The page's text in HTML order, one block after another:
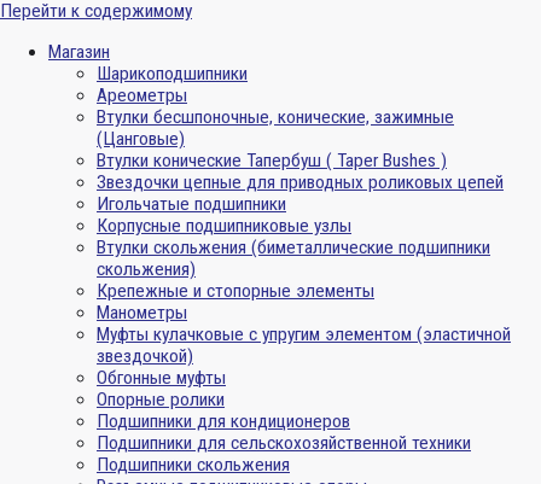
Перейти к содержимому
Магазин
Шарикоподшипники
Ареометры
Втулки бесшпоночные, конические, зажимные
(Цанговые)
Втулки конические Тапербуш ( Taper Bushes )
Звездочки цепные для приводных роликовых цепей
Игольчатые подшипники
Корпусные подшипниковые узлы
Втулки скольжения (биметаллические подшипники
скольжения)
Крепежные и стопорные элементы
Манометры
Муфты кулачковые с упругим элементом (эластичной
звездочкой)
Обгонные муфты
Опорные ролики
Подшипники для кондиционеров
Подшипники для сельскохозяйственной техники
Подшипники скольжения